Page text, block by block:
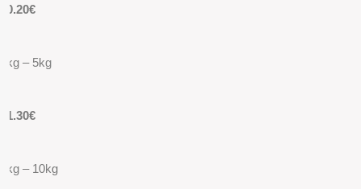
10.20€
2kg – 5kg
11.30€
5kg – 10kg